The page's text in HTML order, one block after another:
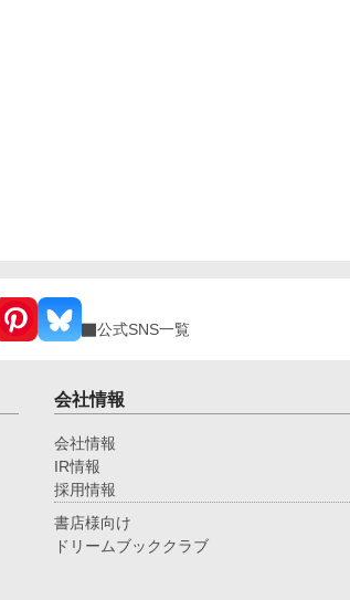
公式SNS一覧
会社情報
会社情報
IR情報
採用情報
書店様向け
ドリームブッククラブ